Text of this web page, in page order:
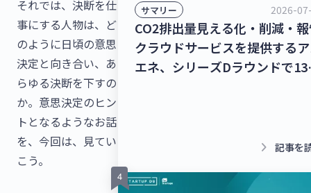
それでは、決断を仕
事にする人物は、ど
のように日頃の意思
決定と向き合い、あ
らゆる決断を下すの
か。意思決定のヒン
トとなるようなお話
を、今回は、見てい
こう。
サマリー 2026-
CO2排出量見える化・削減・
クラウドサービスを提供する
エネ、シリーズDラウンドで
円を調達！【最新スタートア
keyboard_arrow_right 記事を